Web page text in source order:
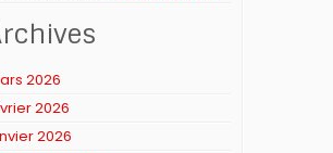
2026
2026
2026